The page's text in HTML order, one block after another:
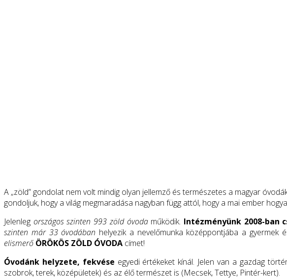
A „zöld” gondolat nem volt mindig olyan jellemző és természetes a magyar
gondoljuk, hogy a világ megmaradása nagyban függ attól, hogy a mai ember
Jelenleg országos szinten 993 zöld óvodaműködik. Intézményünk 2008-ban
szinten már 33 óvodában helyezik a nevelőmunka középpontjába a
elismerő ÖRÖKÖS ZÖLD ÓVODA címet!
Óvodánk helyzete, fekvése egyedi értékeket kínál. Jelen van a gazdag
szobrok, terek, középületek) és az élő természet is (Mecsek, Tettye, Pintér-kert).